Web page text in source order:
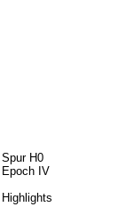
Spur H0
Epoch IV
Highlights